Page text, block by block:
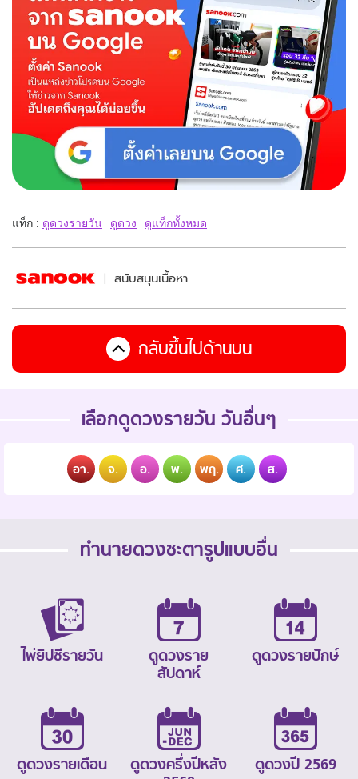
แท็ก : ดูดวงรายวัน ดูดวง ดูแท็กทั้งหมด
สนับสนุนเนื้อหา
กลับขึ้นไปด้านบน
เลือกดูดวงรายวัน วันอื่นๆ
อา. จ. อ. พ. พฤ. ศ. ส.
ทำนายดวงชะตารูปแบบอื่น
ไพ่ยิปซีรายวัน
ดูดวงราย
สัปดาห์
ดูดวงรายปักษ์
ดูดวงรายเดือน
ดูดวงครึ่งปีหลัง
ดูดวงปี 2569